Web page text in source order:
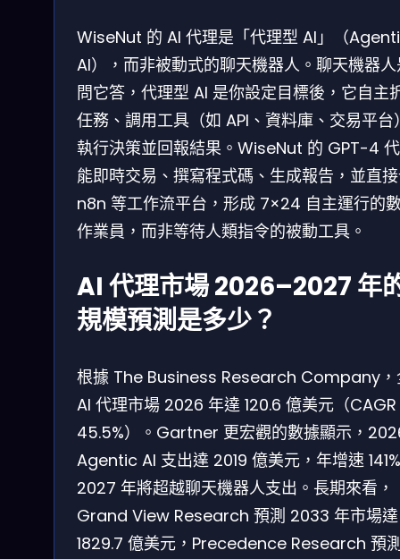
WiseNut 的 AI 代理是「代理型 AI」（
AI），而非被動式的聊天機器人。聊天機器
問它答，代理型 AI 是你設定目標後，它自主
任務、調用工具（如 API、資料庫、交易平台
執行決策並回報結果。WiseNut 的 GPT-4
能即時交易、撰寫程式碼、生成報告，並直
n8n 等工作流平台，形成 7×24 自主運行的
作業員，而非等待人類指令的被動工具。
AI 代理市場 2026–2027 年
規模預測是多少？
根據 The Business Research Company，
AI 代理市場 2026 年達 120.6 億美元（CAGR
45.5%）。Gartner 更宏觀的數據顯示，
Agentic AI 支出達 2019 億美元，年增速
2027 年將超越聊天機器人支出。長期來看，
Grand View Research 預測 2033 年市場達
1829.7 億美元，Precedence Research 預